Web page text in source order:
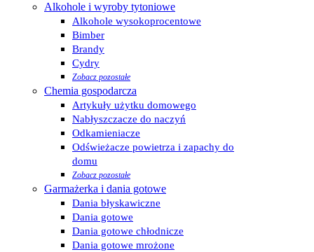
Alkohole i wyroby tytoniowe
Alkohole wysokoprocentowe
Bimber
Brandy
Cydry
Zobacz pozostałe
Chemia gospodarcza
Artykuły użytku domowego
Nabłyszczacze do naczyń
Odkamieniacze
Odświeżacze powietrza i zapachy do
domu
Zobacz pozostałe
Garmażerka i dania gotowe
Dania błyskawiczne
Dania gotowe
Dania gotowe chłodnicze
Dania gotowe mrożone